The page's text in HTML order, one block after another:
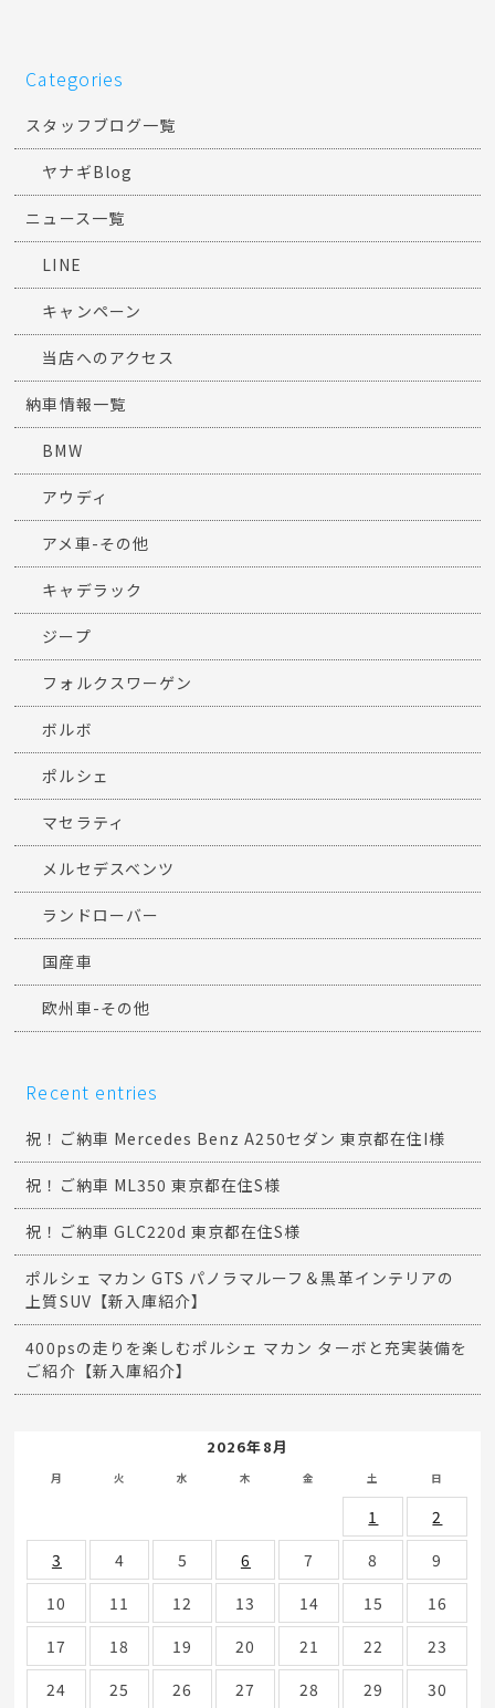
Categories
スタッフブログ一覧
ヤナギBlog
ニュース一覧
LINE
キャンペーン
当店へのアクセス
納車情報一覧
BMW
アウディ
アメ車-その他
キャデラック
ジープ
フォルクスワーゲン
ボルボ
ポルシェ
マセラティ
メルセデスベンツ
ランドローバー
国産車
欧州車-その他
Recent entries
祝！ご納車 Mercedes Benz A250セダン 東京都在住I様
祝！ご納車 ML350 東京都在住S様
祝！ご納車 GLC220d 東京都在住S様
ポルシェ マカン GTS パノラマルーフ＆黒革インテリアの
上質SUV【新入庫紹介】
400psの走りを楽しむポルシェ マカン ターボと充実装備を
ご紹介【新入庫紹介】
2026年8月
月 火 水 木 金 土 日
1
2
3
4 5 6 7 8
9
10
11 12 13 14 15
16
17
18 19 20 21 22
23
24
25 26 27 28 29 30